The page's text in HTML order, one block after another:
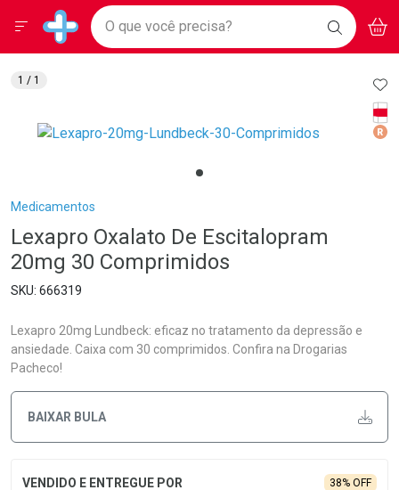
Drogarias Pacheco
Baixe nosso APP e aproveite Ofertas Exclusivas!
BAIXE
O APP
Ir direto para a home
pela página
Ir direto para o conteúdo
Ir direto para a busca
Ir direto para a conta
Ir direto para a notificações
Ir direto para o carrinho
Faça a sua busca
O que você precisa? BUSCAR
Menu
Breadcrumb
Medicamentos
Lexapro Oxalato De Escitalopram
20mg 30 Comprimidos
666319
Lexapro 20mg Lundbeck: eficaz no tratamento da depressão e
ansiedade. Caixa com 30 comprimidos. Confira na Drogarias
Pacheco!
BAIXAR BULA
38% OFF
1 / 1